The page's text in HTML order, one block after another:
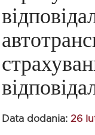
Data dodania: 26